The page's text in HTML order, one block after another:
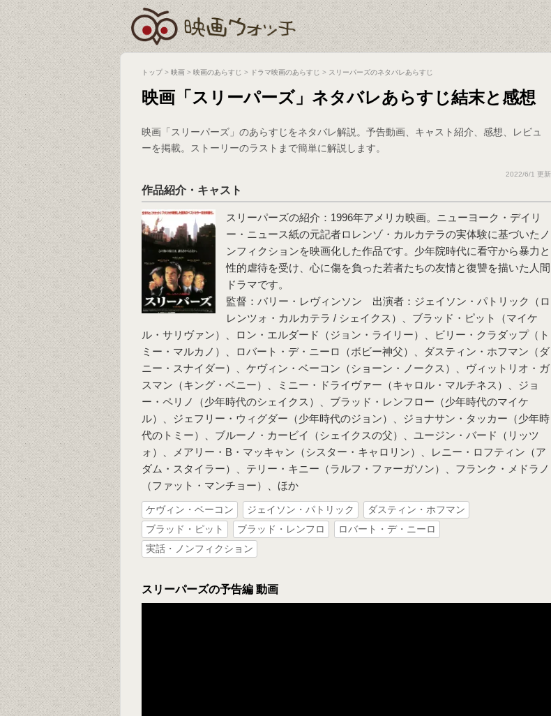
トップ> 映画 > 映画のあらすじ > ドラマ映画のあらすじ > スリーパーズのネタバレあらすじ
映画「スリーパーズ」ネタバレあらすじ結末と感想
映画「スリーパーズ」のあらすじをネタバレ解説。予告動画、キャスト紹介、感想、レビュ
ーを掲載。ストーリーのラストまで簡単に解説します。
2022/6/1 更新
作品紹介・キャスト
スリーパーズの紹介：1996年アメリカ映画。ニューヨーク・デイリ
ー・ニュース紙の元記者ロレンゾ・カルカテラの実体験に基づいたノ
ンフィクションを映画化した作品です。少年院時代に看守から暴力と
性的虐待を受け、心に傷を負った若者たちの友情と復讐を描いた人間
ドラマです。
監督：バリー・レヴィンソン 出演者：ジェイソン・パトリック（ロ
レンツォ・カルカテラ / シェイクス）、ブラッド・ピット（マイケ
ル・サリヴァン）、ロン・エルダード（ジョン・ライリー）、ビリー・クラダップ（ト
ミー・マルカノ）、ロバート・デ・ニーロ（ボビー神父）、ダスティン・ホフマン（ダ
ニー・スナイダー）、ケヴィン・ベーコン（ショーン・ノークス）、ヴィットリオ・ガ
スマン（キング・ベニー）、ミニー・ドライヴァー（キャロル・マルチネス）、ジョ
ー・ペリノ（少年時代のシェイクス）、ブラッド・レンフロー（少年時代のマイケ
ル）、ジェフリー・ウィグダー（少年時代のジョン）、ジョナサン・タッカー（少年時
代のトミー）、ブルーノ・カービイ（シェイクスの父）、ユージン・バード（リッツ
ォ）、メアリー・B・マッキャン（シスター・キャロリン）、レニー・ロフティン（ア
ダム・スタイラー）、テリー・キニー（ラルフ・ファーガソン）、フランク・メドラノ
（ファット・マンチョー）、ほか
ケヴィン・ベーコン ジェイソン・パトリック
ダスティン・ホフマン
ブラッド・ピット
ブラッド・レンフロ
ロバート・デ・ニーロ
実話・ノンフィクション
スリーパーズの予告編 動画